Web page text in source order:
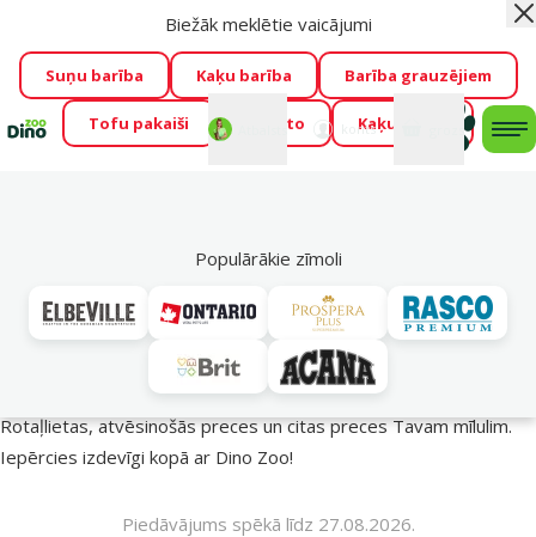
Visu mēnesi Dino Zoo piedāvā lieliskas cenas mīluļu TOP
barībām! 🍖→Skatīt piedāvājumu!
Fotokonkurss “GADA ŪSAIŅI”!
Varbūt tieši Tavs mīlulis
būs 2027. gada zvaigzne
→Piedalīties
Mans
konts
Biežāk meklētie vaicājumi
Suņu barība Kaķu barība Barība grauzējiem
Tofu pakaiši Foresto Kaķu mājas
Populārākie zīmoli
Vasara turpinās – atlaides katrai gaumei!
Rotaļlietas, atvēsinošās preces un citas preces Tavam mīlulim.
Iepērcies izdevīgi kopā ar Dino Zoo!
Piedāvājums spēkā līdz 27.08.2026.